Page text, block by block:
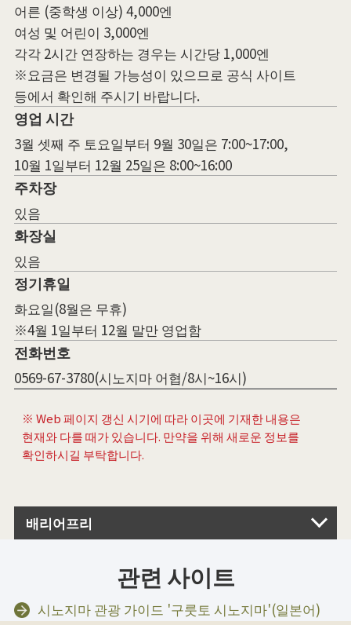
어른 (중학생 이상) 4,000엔
여성 및 어린이 3,000엔
각각 2시간 연장하는 경우는 시간당 1,000엔
※요금은 변경될 가능성이 있으므로 공식 사이트
등에서 확인해 주시기 바랍니다.
영업 시간
3월 셋째 주 토요일부터 9월 30일은 7:00~17:00,
10월 1일부터 12월 25일은 8:00~16:00
주차장
있음
화장실
있음
정기휴일
화요일(8월은 무휴)
※4월 1일부터 12월 말만 영업함
전화번호
0569-67-3780(시노지마 어협/8시~16시)
※ Web 페이지 갱신 시기에 따라 이곳에 기재한 내용은
현재와 다를 때가 있습니다. 만약을 위해 새로운 정보를
확인하시길 부탁합니다.
배리어프리
관련 사이트
시노지마 관광 가이드 '구룻토 시노지마'(일본어)